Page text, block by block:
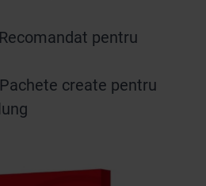
Recomandat pentru
Pachete create pentru